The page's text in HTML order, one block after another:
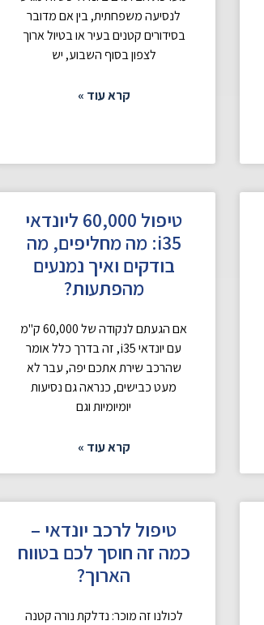
לנסיעה משפחתית, בין אם מדובר
בסידורים קטנים בעיר או בטיול ארוך
לצפון בסוף השבוע, יש
קרא עוד »
טיפול 60,000 ליונדאי
i35: מה מחליפים, מה
בודקים ואיך נמנעים
מהפתעות?
אם הגעתם לנקודה של 60,000 ק"מ
עם יונדאי i35, זה בדרך כלל אומר
שהרכב שירת אתכם יפה, עבר לא
מעט כבישים, כנראה גם נסיעות
יומיומיות וגם
קרא עוד »
טיפול לרכב יונדאי –
כמה זה חוסך לכם בטווח
הארוך?
לכולנו זה מוכר: נדלקת נורה קטנה